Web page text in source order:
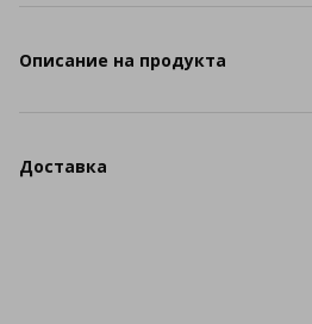
Описание на продукта
Доставка